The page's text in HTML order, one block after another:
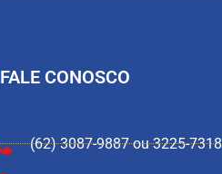
FALE CONOSCO
(62) 3087-9887 ou 3225-7318